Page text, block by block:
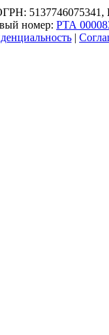
номер: РТА
|